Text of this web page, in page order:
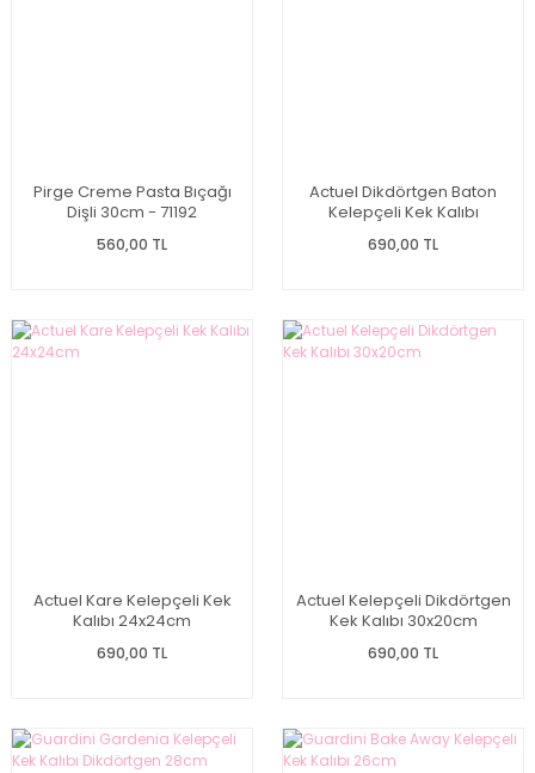
Pirge Creme Pasta Bıçağı
Dişli 30cm - 71192
560,00 TL
Actuel Dikdörtgen Baton
Kelepçeli Kek Kalıbı
690,00 TL
Actuel Kare Kelepçeli Kek
Kalıbı 24x24cm
690,00 TL
Actuel Kelepçeli Dikdörtgen
Kek Kalıbı 30x20cm
690,00 TL